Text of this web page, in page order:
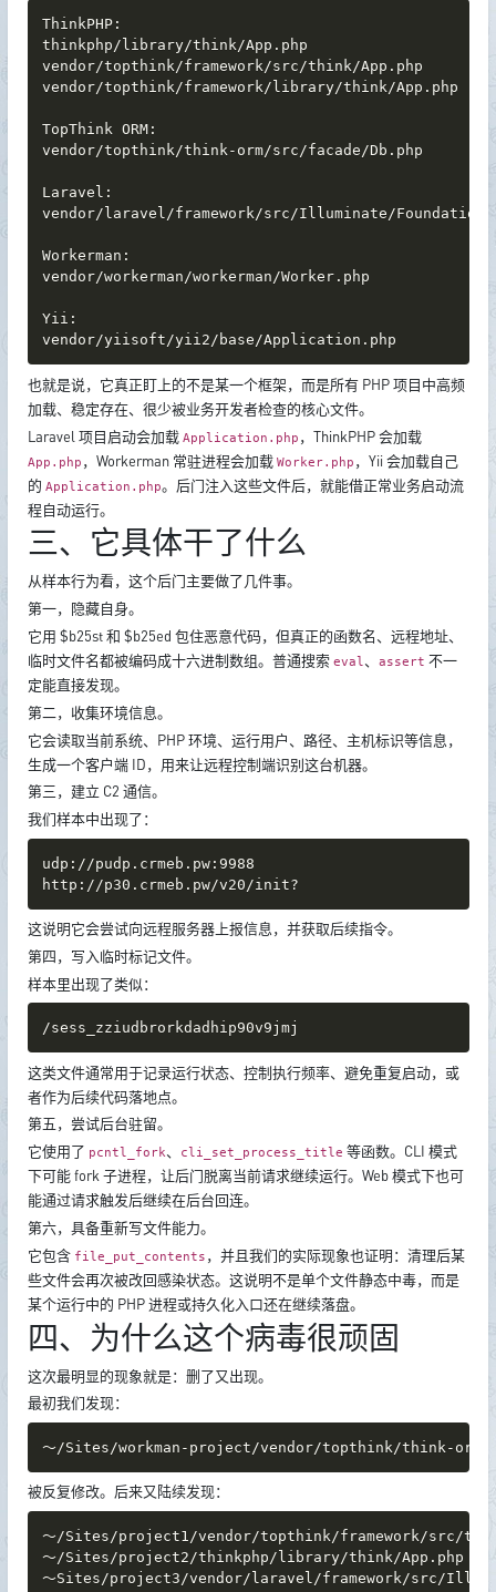
ThinkPHP:
thinkphp/library/think/App.php
vendor/topthink/framework/src/think/App.php
vendor/topthink/framework/library/think/App.php
TopThink ORM:
vendor/topthink/think-orm/src/facade/Db.php
Laravel:
vendor/laravel/framework/src/Illuminate/
Workerman:
vendor/workerman/workerman/Worker.php
Yii:
vendor/yiisoft/yii2/base/Application.php
也就是说，它真正盯上的不是某一个框架，而是所有 PHP 项目中高频
加载、稳定存在、很少被业务开发者检查的核心文件。
Laravel 项目启动会加载 Application.php ，ThinkPHP 会加载
App.php ，Workerman 常驻进程会加载 Worker.php ，Yii 会加载自己
的 Application.php。后门注入这些文件后，就能借正常业务启动流
程自动运行。
三、它具体干了什么
从样本行为看，这个后门主要做了几件事。
第一，隐藏自身。
它用 $b25st 和 $b25ed 包住恶意代码，但真正的函数名、远程地址、
临时文件名都被编码成十六进制数组。普通搜索 eval、 assert 不一
定能直接发现。
第二，收集环境信息。
它会读取当前系统、PHP 环境、运行用户、路径、主机标识等信息，
生成一个客户端 ID，用来让远程控制端识别这台机器。
第三，建立 C2 通信。
我们样本中出现了：
udp://pudp.crmeb.pw:9988
http://p30.crmeb.pw/v20/init?
这说明它会尝试向远程服务器上报信息，并获取后续指令。
第四，写入临时标记文件。
样本里出现了类似：
/sess_zziudbrorkdadhip90v9jmj
这类文件通常用于记录运行状态、控制执行频率、避免重复启动，或
者作为后续代码落地点。
第五，尝试后台驻留。
它使用了 pcntl_fork、 cli_set_process_title 等函数。CLI 模式
下可能 fork 子进程，让后门脱离当前请求继续运行。Web 模式下也可
能通过请求触发后继续在后台回连。
第六，具备重新写文件能力。
它包含 file_put_contents ，并且我们的实际现象也证明：清理后某
些文件会再次被改回感染状态。这说明不是单个文件静态中毒，而是
某个运行中的 PHP 进程或持久化入口还在继续落盘。
四、为什么这个病毒很顽固
这次最明显的现象就是：删了又出现。
最初我们发现：
～/Sites/workman-project/vendor/topthink/think-orm/
被反复修改。后来又陆续发现：
～/Sites/project1/vendor/topthink/framework/src/
～/Sites/project2/thinkphp/library/think/App.php
～Sites/project3/vendor/laravel/framework/src/